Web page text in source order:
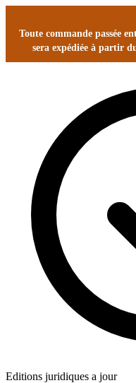
Toute commande passée
sera expédiée à partir
Editions juridiques a jour